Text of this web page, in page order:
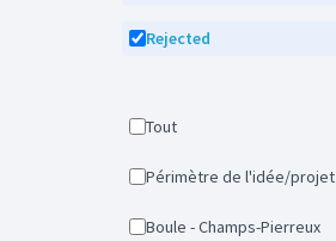
Rejected
Tout
Périmètre de l'idée/projet
Boule - Champs-Pierreux